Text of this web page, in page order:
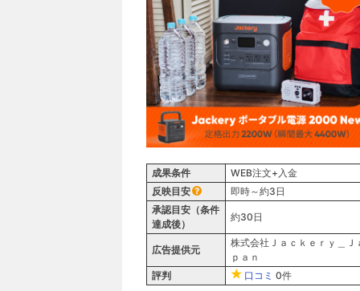
成果条件
WEB注文+入金
反映目安
即時～約3日
承認目安（条件
達成後）
約30日
広告提供元
株式会社Ｊａｃｋｅｒｙ＿Ｊ
ｐａｎ
評判
口コミ 0件